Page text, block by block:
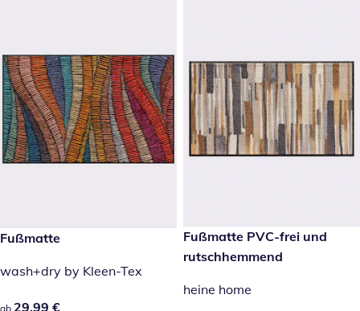
29,99 €
Fußmatte
wash+dry by Kleen-Tex
29,99 €
ab 29,99 €
29,99 €
Fußmatte PVC-frei und
rutschhemmend
heine home